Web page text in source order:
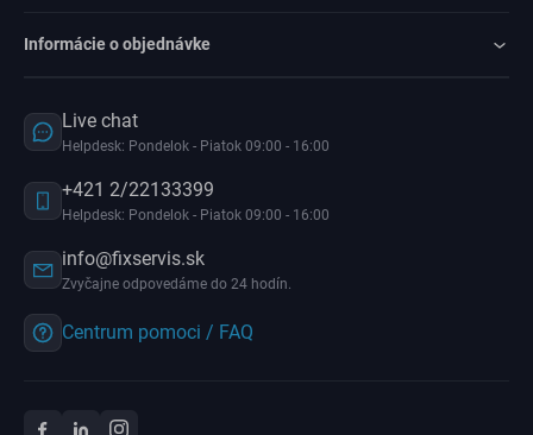
Informácie o objednávke
Live chat
Helpdesk: Pondelok - Piatok 09:00 - 16:00
+421 2/22133399
Helpdesk: Pondelok - Piatok 09:00 - 16:00
info@fixservis.sk
Zvyčajne odpovedáme do 24 hodín.
Centrum pomoci / FAQ